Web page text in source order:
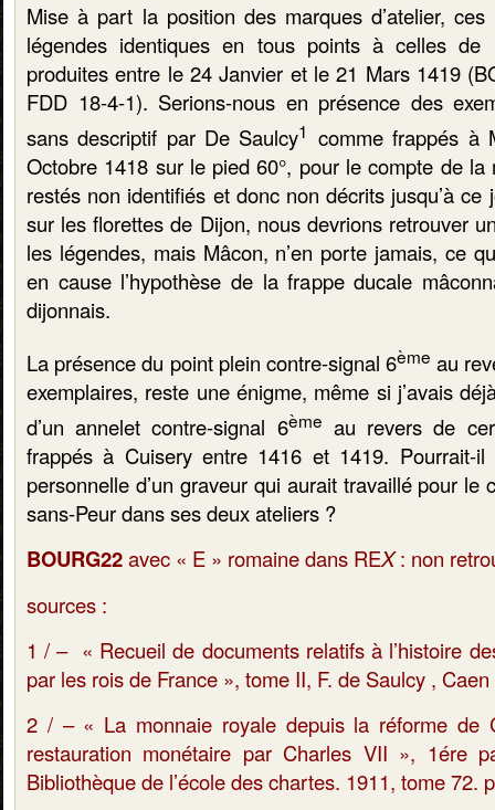
Mise à part la position des marques d’atelier,
légendes identiques en tous points à celles de
produites entre le 24 Janvier et le 21 Mars 1419
FDD 18-4-1). Serions-nous en présence des
sans descriptif par De Saulcy1 comme frappés à
Octobre 1418 sur le pied 60°, pour le compte de
restés non identifiés et donc non décrits jusqu’à
sur les florettes de Dijon, nous devrions retrouver
les légendes, mais Mâcon, n’en porte jamais, ce
en cause l’hypothèse de la frappe ducale
dijonnais.
La présence du point plein contre-signal 6ème au
exemplaires, reste une énigme, même si j’avais
d’un annelet contre-signal 6ème au revers de
frappés à Cuisery entre 1416 et 1419. Pourrait-il
personnelle d’un graveur qui aurait travaillé pour le
sans-Peur dans ses deux ateliers ?
BOURG22avec « E » romaine dans REX: non
sources :
1 / – « Recueil de documents relatifs à l’histoire
par les rois de France », tome II, F. de Saulcy ,
2 / – « La monnaie royale depuis la réforme de
restauration monétaire par Charles VII », 1ére
Bibliothèque de l’école des chartes. 1911, tome 72.